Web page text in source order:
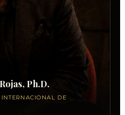
Ph.D.
INTERNACIONAL DE